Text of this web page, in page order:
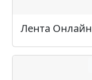
Лента Онлайн